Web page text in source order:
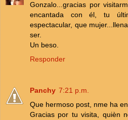
Gonzalo...gracias por
encantada con él, tu
espectacular, que
ser.
Un beso.
Responder
Panchy 7:21 p.m.
Que hermoso post, nme ha
Gracias por tu visita, quièn